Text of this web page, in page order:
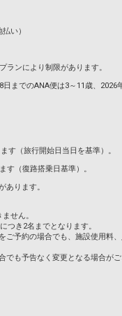
い）
ンにより制限があります。
までのANA便は3～11歳、2026
す（旅行開始日当日を基準）。
（復路搭乗日基準）。
ります。
せん。
つき2名までとなります。
ご予約の場合でも、施設使用料
でも予告なく変更となる場合が